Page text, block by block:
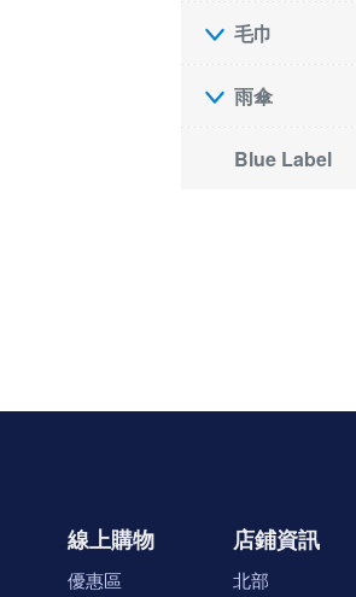
毛巾
雨傘
Blue Label
線上購物
優惠區
店鋪資訊
北部